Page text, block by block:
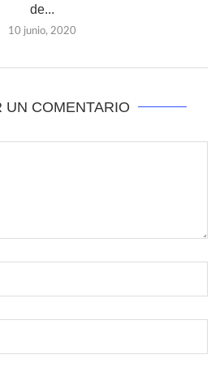
de...
10 junio, 2020
UN COMENTARIO